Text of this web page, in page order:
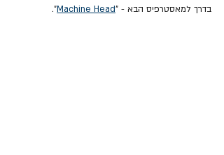
בדרך למאסטרפיס הבא - "Machine Head
".